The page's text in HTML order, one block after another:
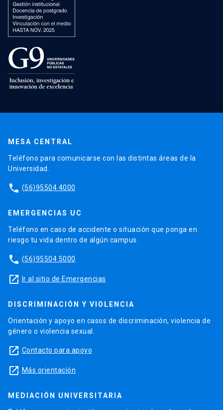
MESA CENTRAL
Teléfono para comunicarse con las distintas áreas de la
Universidad.
phone (56)95504 4000
EMERGENCIAS UC
Teléfono en caso de accidente o situación que ponga en
riesgo tu vida dentro de algún campus.
phone (56)95504 5000
launch Ir al sitio de Emergencias
DISCRIMINACIÓN Y VIOLENCIA
Orientación y apoyo en casos de discriminación, violencia de
género o violencia sexual.
launch Contacto para apoyo
launch Más orientación
MEDIACIÓN UNIVERSITARIA